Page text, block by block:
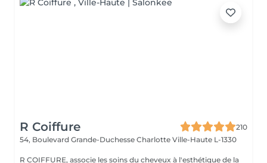
R Coiffure
210
54, Boulevard Grande-Duchesse Charlotte Ville-Haute L-1330
R COIFFURE, associe les soins du cheveux à l'esthétique de la